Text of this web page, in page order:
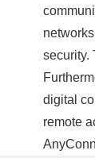
security.
digital
remote